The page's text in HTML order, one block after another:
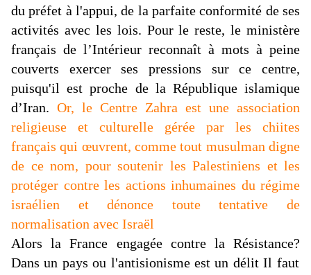
du préfet à l'appui, de la parfaite conformité de ses
activités avec les lois. Pour le reste, le ministère
français de l’Intérieur reconnaît à mots à peine
couverts exercer ses pressions sur ce centre,
puisqu'il est proche de la République islamique
d’Iran. Or, le Centre Zahra est une association
religieuse et culturelle gérée par les chiites
français qui œuvrent, comme tout musulman digne
de ce nom, pour soutenir les Palestiniens et les
protéger contre les actions inhumaines du régime
israélien et dénonce toute tentative de
normalisation avec Israël
Alors la France engagée contre la Résistance?
Dans un pays ou l'antisionisme est un délit Il faut